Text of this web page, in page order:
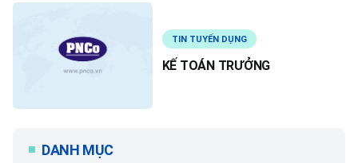
TIN TUYỂN DỤNG
KẾ TOÁN TRƯỞNG
DANH MỤC